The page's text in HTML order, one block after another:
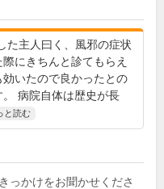
た主人曰く、風邪の症状
際にきちんと診てもらえ
効いたので良かったとの
。 病院自体は歴史が長
と読む
っかけをお聞かせくださ